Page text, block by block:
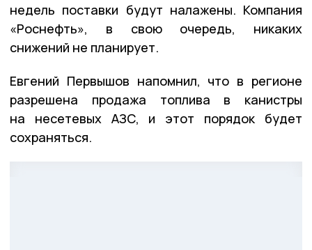
недель поставки будут налажены. Компания
«Роснефть», в свою очередь, никаких
снижений не планирует.
Евгений Первышов напомнил, что в регионе
разрешена продажа топлива в канистры
на несетевых АЗС, и этот порядок будет
сохраняться.